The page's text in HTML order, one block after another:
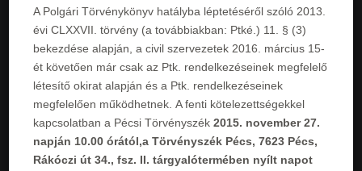
A Polgári Törvénykönyv hatályba léptetéséről szóló 2013.
évi CLXXVII. törvény (a továbbiakban: Ptké.) 11. § (3)
bekezdése alapján, a civil szervezetek 2016. március 15-
ét követően már csak az Ptk. rendelkezéseinek megfelelő
létesítő okirat alapján és a Ptk. rendelkezéseinek
megfelelően működhetnek. A fenti kötelezettségekkel
kapcsolatban a Pécsi Törvényszék 2015. november 27.
napján 10.00 órától,a Törvényszék Pécs, 7623 Pécs,
Rákóczi út 34., fsz. II. tárgyalótermében nyílt napot